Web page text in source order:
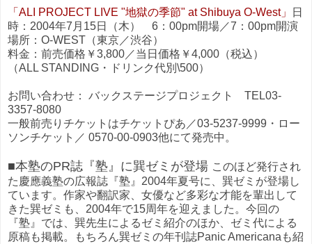
「ALI PROJECT LIVE "地獄の季節" at Shibuya O-West」
日
時：2004年7月15日（木） 6：00pm開場／7：00pm開演
場所：O-WEST（東京／渋谷）
料金：前売価格￥3,800／当日価格￥4,000（税込）
（ALL STANDING・ドリンク代別\500）
お問い合わせ： バックステージプロジェクト TEL03-
3357-8080
一般前売りチケットはチケットぴあ／03-5237-9999・ロー
ソンチケット／ 0570-00-0903他にて発売中。
■本塾のPR誌『塾』に巽ゼミが登場 このほど発行され
た慶應義塾の広報誌『塾』2004年夏号に、巽ゼミが登場し
ています。作家や翻訳家、女優など多彩な才能を輩出して
きた巽ゼミも、2004年で15周年を迎えました。今回の
『塾』では、巽先生によるゼミ紹介のほか、ゼミ代による
原稿も掲載。もちろん巽ゼミの年刊誌Panic Americanaも紹